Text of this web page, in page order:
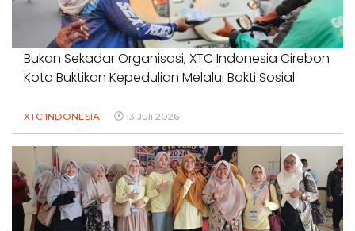
Bukan Sekadar Organisasi, XTC Indonesia Cirebon
Kota Buktikan Kepedulian Melalui Bakti Sosial
XTC INDONESIA 13 Juli 2026